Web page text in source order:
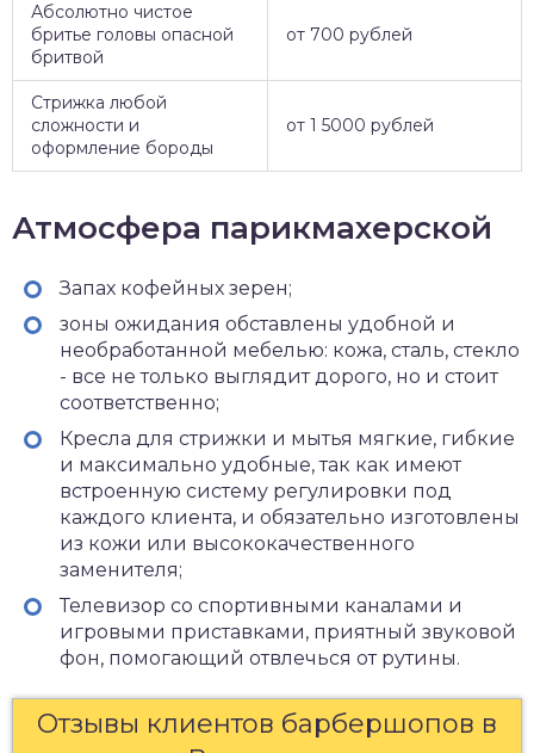
Абсолютно чистое
бритье головы опасной
бритвой
от 700 рублей
Стрижка любой
сложности и
оформление бороды
от 1 5000 рублей
Атмосфера парикмахерской
Запах кофейных зерен;
зоны ожидания обставлены удобной и
необработанной мебелью: кожа, сталь, стекло
- все не только выглядит дорого, но и стоит
соответственно;
Кресла для стрижки и мытья мягкие, гибкие
и максимально удобные, так как имеют
встроенную систему регулировки под
каждого клиента, и обязательно изготовлены
из кожи или высококачественного
заменителя;
Телевизор со спортивными каналами и
игровыми приставками, приятный звуковой
фон, помогающий отвлечься от рутины.
Отзывы клиентов барбершопов в